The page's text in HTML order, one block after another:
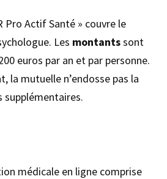
Pro Actif Santé » couvre le
Les montantssont
euros par an et par personne.
la mutuelle n’endosse pas la
supplémentaires.
médicale en ligne comprise